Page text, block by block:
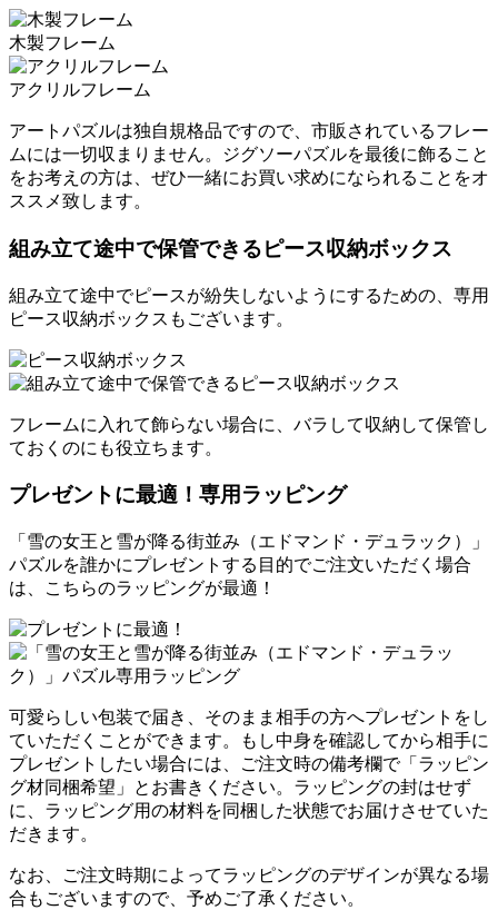
木製フレーム
アクリルフレーム
アートパズルは独自規格品ですので、市販されているフレー
ムには一切収まりません。ジグソーパズルを最後に飾ること
をお考えの方は、ぜひ一緒にお買い求めになられることをオ
ススメ致します。
組み立て途中で保管できるピース収納ボックス
組み立て途中でピースが紛失しないようにするための、専用
ピース収納ボックスもございます。
フレームに入れて飾らない場合に、バラして収納して保管し
ておくのにも役立ちます。
プレゼントに最適！専用ラッピング
「雪の女王と雪が降る街並み（エドマンド・デュラック）」
パズルを誰かにプレゼントする目的でご注文いただく場合
は、こちらのラッピングが最適！
可愛らしい包装で届き、そのまま相手の方へプレゼントをし
ていただくことができます。もし中身を確認してから相手に
プレゼントしたい場合には、ご注文時の備考欄で「ラッピン
グ材同梱希望」とお書きください。ラッピングの封はせず
に、ラッピング用の材料を同梱した状態でお届けさせていた
だきます。
なお、ご注文時期によってラッピングのデザインが異なる場
合もございますので、予めご了承ください。